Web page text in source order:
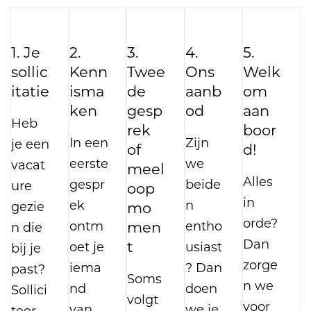
Je bent erkend radioloog of
behaalt deze in de loop van
het lopende academiejaar.
Je oefent jouw activiteiten uit
op onze campussen in Tienen
én in Aarschot
Je neemt initiatief om op de
hoogte te blijven van de
ontwikkelingen in de
gezondheidszorg.
Je bent Nederlandstalig en
beschikt over een basiskennis
1. Je
sollic
itatie
Heb
je een
vacat
ure
gezie
n die
bij je
past?
Sollici
2.
Kenn
isma
ken
In een
eerste
gespr
ek
ontm
oet je
iema
nd
3.
Twee
de
gesp
rek
of
meel
oop
mo
men
t
Soms
volgt
4.
Ons
aanb
od
Zijn
we
beide
n
entho
usiast
? Dan
doen
5.
Welk
om
aan
boor
d!
Alles
in
orde?
Dan
zorge
n we
voor